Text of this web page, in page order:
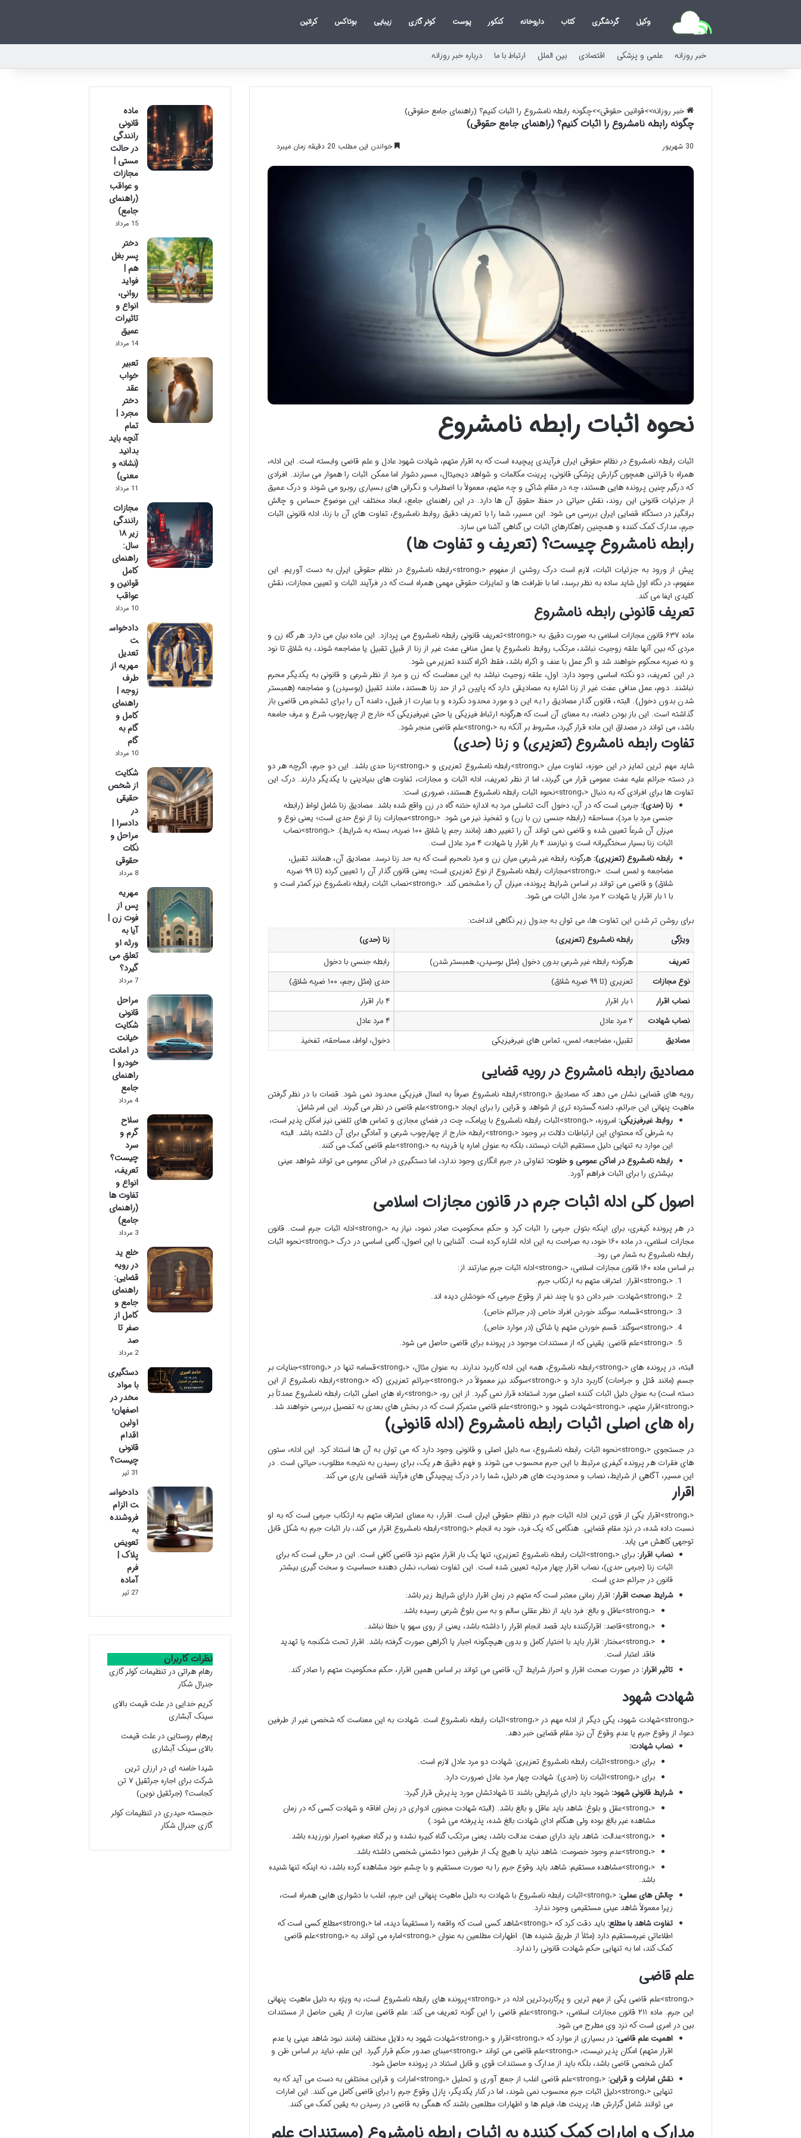
وکیل گردشگری کتاب داروخانه کنکور پوست کولر گازی زیبایی بوتاکس کراتین
خبر روزانه علمی و پزشکی اقتصادی بین الملل ارتباط با ما درباره خبر روزانه
خبر روزانه>>قوانین حقوقی>>چگونه رابطه نامشروع را اثبات کنیم؟ (راهنمای جامع حقوقی)
چگونه رابطه نامشروع را اثبات کنیم؟ (راهنمای جامع حقوقی)
30 شهریور خواندن این مطلب 20 دقیقه زمان میبرد
نحوه اثبات رابطه نامشروع
اثبات رابطه نامشروع در نظام حقوقی ایران فرآیندی پیچیده است که به اقرار متهم، شهادت شهود عادل و علم قاضی وابسته است. این ادله،
همراه با قرائنی همچون گزارش پزشکی قانونی، پرینت مکالمات و شواهد دیجیتال، مسیر دشوار اما ممکن اثبات را هموار می سازند. افرادی
که درگیر چنین پرونده هایی هستند، چه در مقام شاکی و چه متهم، معمولاً با اضطراب و نگرانی های بسیاری روبرو می شوند و درک عمیق
از جزئیات قانونی این روند، نقش حیاتی در حفظ حقوق آن ها دارد. در این راهنمای جامع، ابعاد مختلف این موضوع حساس و چالش
برانگیز در دستگاه قضایی ایران بررسی می شود. این مسیر، شما را با تعریف دقیق روابط نامشروع، تفاوت های آن با زنا، ادله قانونی اثبات
جرم، مدارک کمک کننده و همچنین راهکارهای اثبات بی گناهی آشنا می سازد.
رابطه نامشروع چیست؟ (تعریف و تفاوت ها)
پیش از ورود به جزئیات اثبات، لازم است درک روشنی از مفهوم <،strong>رابطه نامشروع در نظام حقوقی ایران به دست آوریم. این
مفهوم، در نگاه اول شاید ساده به نظر برسد، اما با ظرافت ها و تمایزات حقوقی مهمی همراه است که در فرآیند اثبات و تعیین مجازات، نقش
کلیدی ایفا می کند.
تعریف قانونی رابطه نامشروع
ماده ۶۳۷ قانون مجازات اسلامی به صورت دقیق به <،strong>تعریف قانونی رابطه نامشروع می پردازد. این ماده بیان می دارد: هر گاه زن و
مردی که بین آنها علقه زوجیت نباشد، مرتکب روابط نامشروع یا عمل منافی عفت غیر از زنا از قبیل تقبیل یا مضاجعه شوند، به شلاق تا نود
و نه ضربه محکوم خواهند شد و اگر عمل با عنف و اکراه باشد، فقط اکراه کننده تعزیر می شود.
در این تعریف، دو نکته اساسی وجود دارد: اول، علقه زوجیت نباشد به این معناست که زن و مرد از نظر شرعی و قانونی به یکدیگر محرم
نباشند. دوم، عمل منافی عفت غیر از زنا اشاره به مصادیقی دارد که پایین تر از حد زنا هستند، مانند تقبیل (بوسیدن) و مضاجعه (همبستر
شدن بدون دخول). البته، قانون گذار مصادیق را به این دو مورد محدود نکرده و با عبارت از قبیل، دامنه آن را برای تشخیص قاضی باز
گذاشته است. این باز بودن دامنه، به معنای آن است که هرگونه ارتباط فیزیکی یا حتی غیرفیزیکی که خارج از چهارچوب شرع و عرف جامعه
باشد، می تواند در مصداق این ماده قرار گیرد، مشروط بر آنکه به <،strong>علم قاضی منجر شود.
تفاوت رابطه نامشروع (تعزیری) و زنا (حدی)
شاید مهم ترین تمایز در این حوزه، تفاوت میان <،strong>رابطه نامشروع تعزیری و <،strong>زنا حدی باشد. این دو جرم، اگرچه هر دو
در دسته جرائم علیه عفت عمومی قرار می گیرند، اما از نظر تعریف، ادله اثبات و مجازات، تفاوت های بنیادینی با یکدیگر دارند. درک این
تفاوت ها برای افرادی که به دنبال <،strong>نحوه اثبات رابطه نامشروع هستند، ضروری است:
زنا (حدی): جرمی است که در آن، دخول آلت تناسلی مرد به اندازه ختنه گاه در زن واقع شده باشد. مصادیق زنا شامل لواط (رابطه
جنسی مرد با مرد)، مساحقه (رابطه جنسی زن با زن) و تفخیذ نیز می شود. <،strong>مجازات زنا از نوع حدی است؛ یعنی نوع و
میزان آن شرعاً تعیین شده و قاضی نمی تواند آن را تغییر دهد (مانند رجم یا شلاق ۱۰۰ ضربه، بسته به شرایط). <،strong>نصاب
اثبات زنا بسیار سختگیرانه است و نیازمند ۴ بار اقرار یا شهادت ۴ مرد عادل است.
رابطه نامشروع (تعزیری): هرگونه رابطه غیر شرعی میان زن و مرد نامحرم است که به حد زنا نرسد. مصادیق آن، همانند تقبیل،
مضاجعه و لمس است. <،strong>مجازات رابطه نامشروع از نوع تعزیری است؛ یعنی قانون گذار آن را تعیین کرده (تا ۹۹ ضربه
شلاق) و قاضی می تواند بر اساس شرایط پرونده، میزان آن را مشخص کند. <،strong>نصاب اثبات رابطه نامشروع نیز کمتر است و
با ۱ بار اقرار یا شهادت ۲ مرد عادل اثبات می شود.
برای روشن تر شدن این تفاوت ها، می توان به جدول زیر نگاهی انداخت:
ویژگی
رابطه نامشروع (تعزیری)
زنا (حدی)
تعریف
هرگونه رابطه غیر شرعی بدون دخول (مثل بوسیدن، همبستر شدن)
رابطه جنسی با دخول
نوع مجازات
تعزیری (تا ۹۹ ضربه شلاق)
حدی (مثل رجم، ۱۰۰ ضربه شلاق)
نصاب اقرار
۱ بار اقرار
۴ بار اقرار
نصاب شهادت
۲ مرد عادل
۴ مرد عادل
مصادیق
تقبیل، مضاجعه، لمس، تماس های غیرفیزیکی دخول، لواط، مساحقه، تفخیذ
مصادیق رابطه نامشروع در رویه قضایی
رویه های قضایی نشان می دهد که مصادیق <،strong>رابطه نامشروع صرفاً به اعمال فیزیکی محدود نمی شود. قضات با در نظر گرفتن
ماهیت پنهانی این جرائم، دامنه گسترده تری از شواهد و قراین را برای ایجاد <،strong>علم قاضی در نظر می گیرند. این امر شامل:
روابط غیرفیزیکی:
امروزه، <،strong>اثبات رابطه نامشروع با پیامک، چت در فضای مجازی و تماس های تلفنی نیز امکان پذیر است،
به شرطی که محتوای این ارتباطات دلالت بر وجود <،strong>رابطه خارج از چهارچوب شرعی و آمادگی برای آن داشته باشد. البته
این موارد به تنهایی دلیل مستقیم اثبات نیستند، بلکه به عنوان اماره یا قرینه به <،strong>علم قاضی کمک می کنند.
رابطه نامشروع در اماکن عمومی و خلوت: تفاوتی در جرم انگاری وجود ندارد، اما دستگیری در اماکن عمومی می تواند شواهد عینی
بیشتری را برای اثبات فراهم آورد.
اصول کلی ادله اثبات جرم در قانون مجازات اسلامی
در هر پرونده کیفری، برای اینکه بتوان جرمی را اثبات کرد و حکم محکومیت صادر نمود، نیاز به <،strong>ادله اثبات جرم است. قانون
مجازات اسلامی، در ماده ۱۶۰ خود، به صراحت به این ادله اشاره کرده است. آشنایی با این اصول، گامی اساسی در درک <،strong>نحوه اثبات
رابطه نامشروع به شمار می رود.
بر اساس ماده ۱۶۰ قانون مجازات اسلامی، <،strong>ادله اثبات جرم عبارتند از:
<،strong>اقرار: اعتراف متهم به ارتکاب جرم.
<،strong>شهادت: خبر دادن دو یا چند نفر از وقوع جرمی که خودشان دیده اند.
<،strong>قسامه: سوگند خوردن افراد خاص (در جرائم خاص).
<،strong>سوگند: قسم خوردن متهم یا شاکی (در موارد خاص).
<،strong>علم قاضی: یقینی که از مستندات موجود در پرونده برای قاضی حاصل می شود.
البته، در پرونده های <،strong>رابطه نامشروع، همه این ادله کاربرد ندارند. به عنوان مثال، <،strong>قسامه تنها در <،strong>جنایات بر
جسم (مانند قتل و جراحات) کاربرد دارد و <،strong>سوگند نیز معمولاً در <،strong>جرائم تعزیری (که <،strong>رابطه نامشروع از این
دسته است) به عنوان دلیل اثبات کننده اصلی مورد استفاده قرار نمی گیرد. از این رو، <،strong>راه های اصلی اثبات رابطه نامشروع عمدتاً بر
<،strong>اقرار متهم، <،strong>شهادت شهود و <،strong>علم قاضی متمرکز است که در بخش های بعدی به تفصیل بررسی خواهند شد.
راه های اصلی اثبات رابطه نامشروع (ادله قانونی)
در جستجوی <،strong>نحوه اثبات رابطه نامشروع، سه دلیل اصلی و قانونی وجود دارد که می توان به آن ها استناد کرد. این ادله، ستون
های فقرات هر پرونده کیفری مرتبط با این جرم محسوب می شوند و فهم دقیق هر یک، برای رسیدن به نتیجه مطلوب، حیاتی است. در
این مسیر، آگاهی از شرایط، نصاب و محدودیت های هر دلیل، شما را در درک پیچیدگی های فرآیند قضایی یاری می کند.
اقرار
<،strong>اقرار یکی از قوی ترین ادله اثبات جرم در نظام حقوقی ایران است. اقرار، به معنای اعتراف متهم به ارتکاب جرمی است که به او
نسبت داده شده، در نزد مقام قضایی. هنگامی که یک فرد، خود به انجام <،strong>رابطه نامشروع اقرار می کند، بار اثبات جرم به شکل قابل
توجهی کاهش می یابد.
نصاب اقرار:
برای <،strong>اثبات رابطه نامشروع تعزیری، تنها یک بار اقرار متهم نزد قاضی کافی است. این در حالی است که برای
اثبات زنا (جرمی حدی)، نصاب اقرار چهار مرتبه تعیین شده است. این تفاوت نصاب، نشان دهنده حساسیت و سخت گیری بیشتر
قانون در جرائم حدی است.
شرایط صحت اقرار: اقرار زمانی معتبر است که متهم در زمان اقرار دارای شرایط زیر باشد:
<،strong>عاقل و بالغ: فرد باید از نظر عقلی سالم و به سن بلوغ شرعی رسیده باشد.
<،strong>قاصد: اقرارکننده باید قصد انجام اقرار را داشته باشد، یعنی از روی سهو یا خطا نباشد.
<،strong>مختار: اقرار باید با اختیار کامل و بدون هیچگونه اجبار یا اکراهی صورت گرفته باشد. اقرار تحت شکنجه یا تهدید
فاقد اعتبار است.
تاثیر اقرار: در صورت صحت اقرار و احراز شرایط آن، قاضی می تواند بر اساس همین اقرار، حکم محکومیت متهم را صادر کند.
شهادت شهود
<،strong>شهادت شهود، یکی دیگر از ادله مهم در <،strong>اثبات رابطه نامشروع است. شهادت به این معناست که شخصی غیر از طرفین
دعوا، از وقوع جرم یا عدم وقوع آن نزد مقام قضایی خبر دهد.
نصاب شهادت:
برای <،strong>اثبات رابطه نامشروع تعزیری: شهادت دو مرد عادل لازم است.
برای <،strong>اثبات زنا (حدی): شهادت چهار مرد عادل ضرورت دارد.
شرایط قانونی شهود: شهود باید دارای شرایطی باشند تا شهادتشان مورد پذیرش قرار گیرد:
<،strong>عقل و بلوغ: شاهد باید عاقل و بالغ باشد. (البته شهادت مجنون ادواری در زمان افاقه و شهادت کسی که در زمان
مشاهده غیر بالغ بوده ولی هنگام ادای شهادت بالغ شده، پذیرفته می شود.)
<،strong>عدالت: شاهد باید دارای صفت عدالت باشد، یعنی مرتکب گناه کبیره نشده و بر گناه صغیره اصرار نورزیده باشد.
<،strong>عدم وجود خصومت: شاهد نباید با هیچ یک از طرفین دعوا دشمنی شخصی داشته باشد.
<،strong>مشاهده مستقیم: شاهد باید وقوع جرم را به صورت مستقیم و با چشم خود مشاهده کرده باشد، نه اینکه تنها شنیده
باشد.
چالش های عملی:
<،strong>اثبات رابطه نامشروع با شهادت به دلیل ماهیت پنهانی این جرم، اغلب با دشواری هایی همراه است،
زیرا معمولاً شاهد عینی مستقیمی وجود ندارد.
تفاوت شاهد با مطلع:
باید دقت کرد که <،strong>شاهد کسی است که واقعه را مستقیماً دیده، اما <،strong>مطلع کسی است که
اطلاعاتی غیرمستقیم دارد (مثلاً از طریق شنیده ها). اظهارات مطلعین به عنوان <،strong>اماره می تواند به <،strong>علم قاضی
کمک کند، اما به تنهایی حکم شهادت قانونی را ندارد.
علم قاضی
<،strong>علم قاضی یکی از مهم ترین و پرکاربردترین ادله در <،strong>پرونده های رابطه نامشروع است، به ویژه به دلیل ماهیت پنهانی
این جرم. ماده ۲۱۱ قانون مجازات اسلامی، <،strong>علم قاضی را این گونه تعریف می کند: علم قاضی عبارت از یقین حاصل از مستندات
بین در امری است که نزد وی مطرح می شود.
اهمیت علم قاضی:
در بسیاری از موارد که <،strong>اقرار و <،strong>شهادت شهود به دلایل مختلف (مانند نبود شاهد عینی یا عدم
اقرار متهم) امکان پذیر نیست، <،strong>علم قاضی می تواند <،strong>مبنای صدور حکم قرار گیرد. این علم، نباید بر اساس ظن و
گمان شخصی قاضی باشد، بلکه باید از مدارک و مستندات قوی و قابل استناد در پرونده حاصل شود.
نقش امارات و قراین:
<،strong>علم قاضی اغلب از جمع آوری و تحلیل <،strong>امارات و قراین مختلفی به دست می آید که به
تنهایی <،strong>دلیل اثبات جرم محسوب نمی شوند، اما در کنار یکدیگر، پازل وقوع جرم را برای قاضی کامل می کنند. این امارات
می توانند شامل گزارش ها، پرینت ها، فیلم ها و اظهارات مطلعین باشند که همگی به قاضی در رسیدن به یقین کمک می کنند.
مدارک و امارات کمک کننده به اثبات رابطه نامشروع (مستندات علم
ماده
قانونی
رانندگی
در حالت
مستی |
مجازات
و عواقب
(راهنمای
جامع)
15 مرداد
دختر
پسر بغل
هم |
فواید
روانی،
انواع و
تاثیرات
عمیق
14 مرداد
تعبیر
خواب
عقد
دختر
مجرد |
تمام
آنچه باید
بدانید
(نشانه و
معنی)
11 مرداد
مجازات
رانندگی
زیر ۱۸
سال:
راهنمای
کامل
قوانین و
عواقب
10 مرداد
دادخواس
ت
تعدیل
مهریه از
طرف
زوجه |
راهنمای
کامل و
گام به
گام
10 مرداد
شکایت
از شخص
حقیقی
در
دادسرا |
مراحل و
نکات
حقوقی
8 مرداد
مهریه
پس از
فوت زن |
آیا به
ورثه او
تعلق می
گیرد؟
7 مرداد
مراحل
قانونی
شکایت
خیانت
در امانت
خودرو |
راهنمای
جامع
4 مرداد
سلاح
گرم و
سرد
چیست؟
تعریف،
انواع و
تفاوت ها
(راهنمای
جامع)
3 مرداد
خلع ید
در رویه
قضایی:
راهنمای
جامع و
کامل از
صفر تا
صد
2 مرداد
دستگیری
با مواد
مخدر در
اصفهان؛
اولین
اقدام
قانونی
چیست؟
31 تیر
دادخواس
ت الزام
فروشنده
به
تعویض
پلاک |
فرم
آماده
27 تیر
نظرات کاربران
رهام هراتیدر تنظیمات کولر گازی
جنرال شکار
کریم خداییدر علت قیمت بالای
سینک آبشاری
پرهام روستاییدر علت قیمت
بالای سینک آبشاری
شیدا خامنه ایدر ارزان ترین
شرکت برای اجاره جرثقیل ۷ تن
کجاست؟ (جرثقیل نوین)
خجسته حیدریدر تنظیمات کولر
گازی جنرال شکار